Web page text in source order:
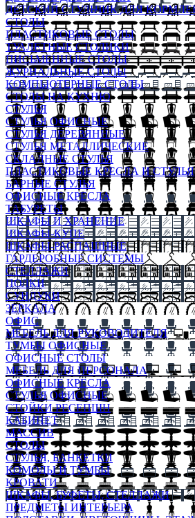
ДЕТСКИЙ СТУЛЬЧИК ДЛЯ
СТОЛЫ
ПЛАСТИКОВЫЕ СТОЛЫ
ТУАЛЕТНЫЕ СТОЛИКИ
ПИСЬМЕННЫЕ СТОЛЫ
ЖУРНАЛЬНЫЕ СТОЛЫ
КОМПЬЮТЕРНЫЕ СТОЛЫ
СТОЛЫ НА КУХНЮ
СТУЛЬЯ
СТУЛЬЯ ОФИСНЫЕ
СТУЛЬЯ ДЕРЕВЯННЫЕ
СТУЛЬЯ МЕТАЛЛИЧЕСКИЕ
СКЛАДНЫЕ СТУЛЬЯ
ПЛАСТИКОВЫЕ КРЕСЛА И СТУЛЬЯ
БАРНЫЕ СТУЛЬЯ
ОФИСНЫЕ КРЕСЛА
ТАБУРЕТЫ
ШКАФЫ И ХРАНЕНИЕ
ШКАФЫ-КУПЕ
ШКАФЫ-РАСПАШНЫЕ
ГАРДЕРОБНЫЕ СИСТЕМЫ
СТЕЛЛАЖИ
ПОЛКИ
СУНДУКИ
ЗЕРКАЛА
ОФИС
МЕБЕЛЬ ДЛЯ РУКОВОДИТЕЛЯ
ТУМБЫ ОФИСНЫЕ
ОФИСНЫЕ СТОЛЫ
МЕБЕЛЬ ДЛЯ ПЕРСОНАЛА
ОФИСНЫЕ КРЕСЛА
СТУЛЬЯ ОФИСНЫЕ
СТОЙКИ РЕСЕПШН
КАБИНЕТ
МАССИВ
СТОЛЫ
СТУЛЬЯ, БАНКЕТКИ
КОМОДЫ И ТУМБЫ
КРОВАТИ
ШКАФЫ, БУФЕТЫ, СТЕЛЛАЖИ
ПРЕДМЕТЫ ИНТЕРЬЕРА